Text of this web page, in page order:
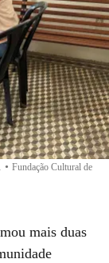
• Fundação Cultural de
mais duas